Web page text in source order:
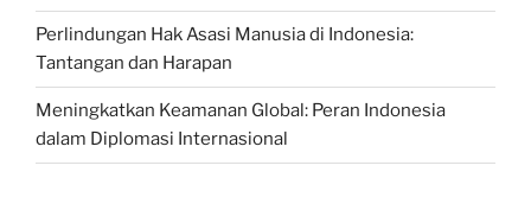
Perlindungan Hak Asasi Manusia di Indonesia:
Tantangan dan Harapan
Meningkatkan Keamanan Global: Peran Indonesia
dalam Diplomasi Internasional